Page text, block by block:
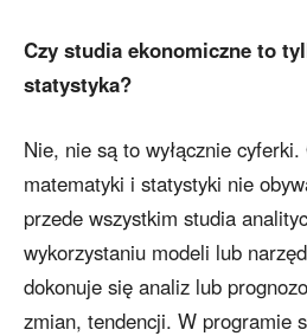
Czy studia ekonomiczne to
statystyka?
Nie, nie są to wyłącznie
matematyki i statystyki nie
przede wszystkim studia
wykorzystaniu modeli lub
dokonuje się analiz lub
zmian, tendencji. W programie